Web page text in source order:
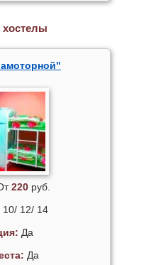
220руб.
10/ 12/ 14
Да
Да